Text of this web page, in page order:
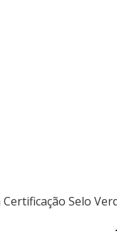
Selo